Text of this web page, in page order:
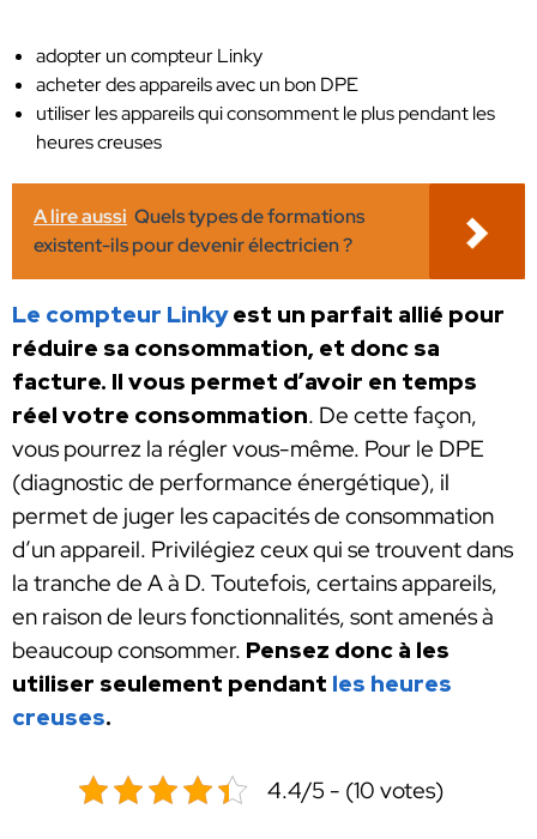
adopter un compteur Linky
acheter des appareils avec un bon DPE
utiliser les appareils qui consomment le plus pendant les
heures creuses
A lire aussi Quels types de formations
existent-ils pour devenir électricien ?
Le compteur Linkyest un parfait allié pour
réduire sa consommation, et donc sa
facture. Il vous permet d’avoir en temps
réel votre consommation. De cette façon,
vous pourrez la régler vous-même. Pour le DPE
(diagnostic de performance énergétique), il
permet de juger les capacités de consommation
d’un appareil. Privilégiez ceux qui se trouvent dans
la tranche de A à D. Toutefois, certains appareils,
en raison de leurs fonctionnalités, sont amenés à
beaucoup consommer. Pensez donc à les
utiliser seulement pendant les heures
creuses.
4.4/5 - (10 votes)